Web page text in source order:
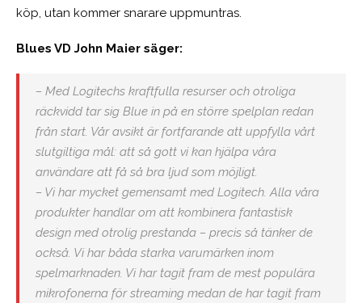
köp, utan kommer snarare uppmuntras.
Blues VD John Maier säger:
– Med Logitechs kraftfulla resurser och otroliga
räckvidd tar sig Blue in på en större spelplan redan
från start. Vår avsikt är fortfarande att uppfylla vårt
slutgiltiga mål: att så gott vi kan hjälpa våra
användare att få så bra ljud som möjligt.
– Vi har mycket gemensamt med Logitech. Alla våra
produkter handlar om att kombinera fantastisk
design med otrolig prestanda – precis så tänker de
också. Vi har båda starka varumärken inom
spelmarknaden. Vi har tagit fram de mest populära
mikrofonerna för streaming medan de har tagit fram